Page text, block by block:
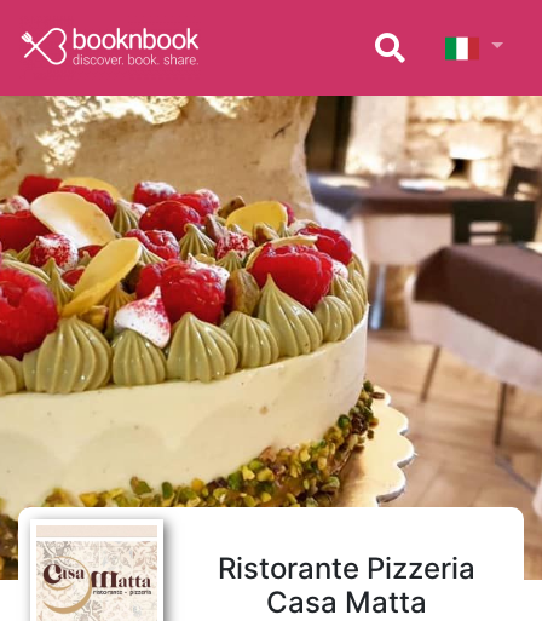
Ristorante Pizzeria
Casa Matta